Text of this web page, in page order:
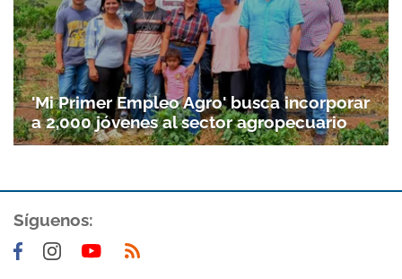
'Mi Primer Empleo Agro' busca incorporar
a 2,000 jóvenes al sector agropecuario
Síguenos: